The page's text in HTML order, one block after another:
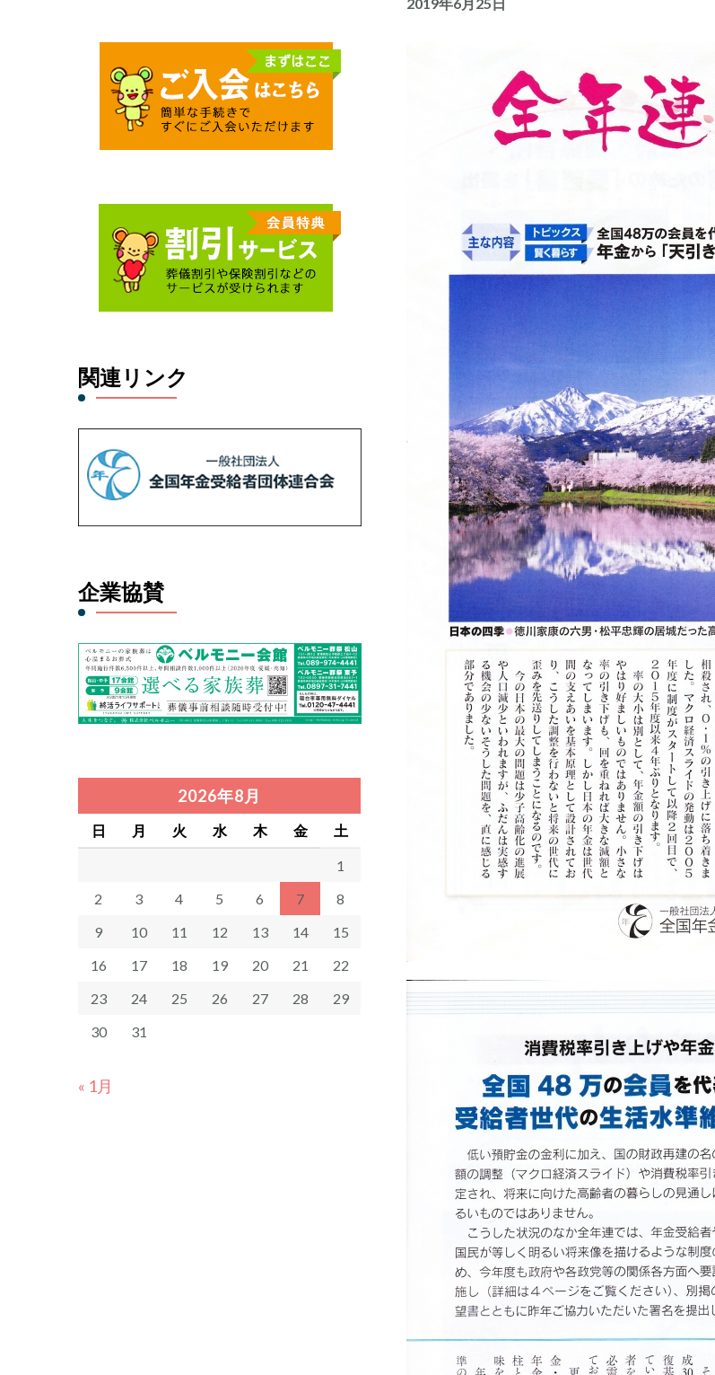
2019年6月25日
関連リンク
企業協賛
2026年8月
日 月 火 水 木 金 土
1
2
3 4 5 6 7
8
9
10 11 12 13 14
15
16
17 18 19 20 21
22
23
24 25 26 27 28
29
30
31
« 1月